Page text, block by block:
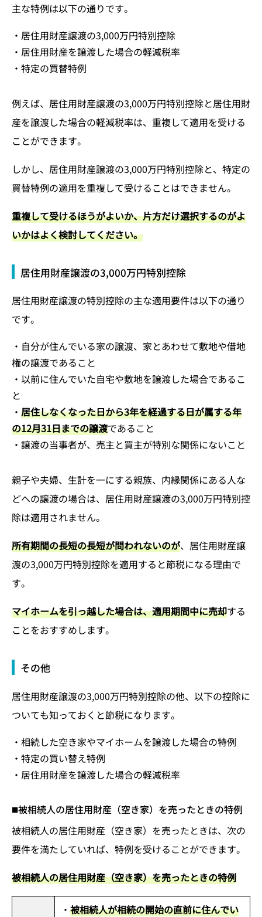
主な特例は以下の通りです。
・居住用財産譲渡の3,000万円特別控除
・居住用財産を譲渡した場合の軽減税率
・特定の買替特例
例えば、居住用財産譲渡の3,000万円特別控除と居住用財
産を譲渡した場合の軽減税率は、重複して適用を受ける
ことができます。
しかし、居住用財産譲渡の3,000万円特別控除と、特定の
買替特例の適用を重複して受けることはできません。
重複して受けるほうがよいか、片方だけ選択するのがよ
いかはよく検討してください。
居住用財産譲渡の3,000万円特別控除
居住用財産譲渡の特別控除の主な適用要件は以下の通り
です。
・自分が住んでいる家の譲渡、家とあわせて敷地や借地
権の譲渡であること
・以前に住んでいた自宅や敷地を譲渡した場合であるこ
と
・ 居住しなくなった日から3年を経過する日が属する年
の12月31日までの譲渡であること
・譲渡の当事者が、売主と買主が特別な関係にないこと
親子や夫婦、生計を一にする親族、内縁関係にある人な
どへの譲渡の場合は、居住用財産譲渡の3,000万円特別控
除は適用されません。
所有期間の長短の長短が問われないのが、居住用財産譲
渡の3,000万円特別控除を適用すると節税になる理由で
す。
マイホームを引っ越した場合は、適用期間中に売却する
ことをおすすめします。
その他
居住用財産譲渡の3,000万円特別控除の他、以下の控除に
ついても知っておくと節税になります。
・相続した空き家やマイホームを譲渡した場合の特例
・特定の買い替え特例
・居住用財産を譲渡した場合の軽減税率
被相続人の居住用財産（空き家）を売ったときの特例
被相続人の居住用財産（空き家）を売ったときは、次の
要件を満たしていれば、特例を受けることができます。
被相続人の居住用財産（空き家）を売ったときの特例
・ 被相続人が相続の開始の直前に住んでい